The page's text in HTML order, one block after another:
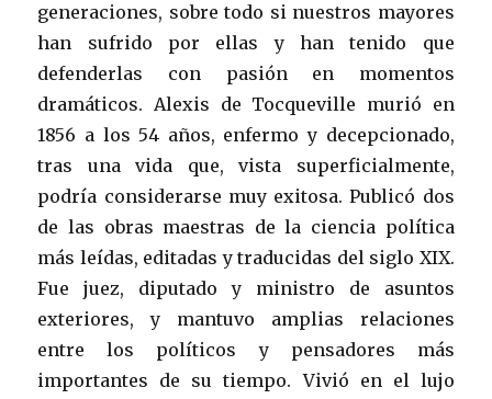
generaciones, sobre todo si nuestros mayores
han sufrido por ellas y han tenido que
defenderlas con pasión en momentos
dramáticos. Alexis de Tocqueville murió en
1856 a los 54 años, enfermo y decepcionado,
tras una vida que, vista superficialmente,
podría considerarse muy exitosa. Publicó dos
de las obras maestras de la ciencia política
más leídas, editadas y traducidas del siglo XIX.
Fue juez, diputado y ministro de asuntos
exteriores, y mantuvo amplias relaciones
entre los políticos y pensadores más
importantes de su tiempo. Vivió en el lujo